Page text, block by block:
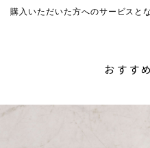
購入いただいた方へのサービスと
おすす